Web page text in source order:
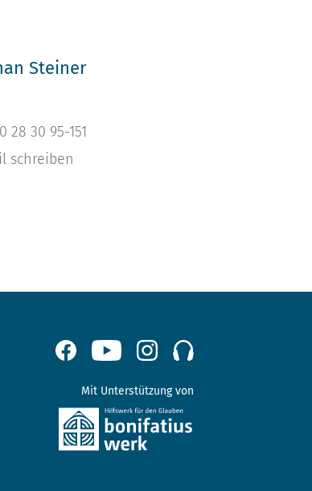
Steiner
28 30 95-151
schreiben
Mit Unterstützung von